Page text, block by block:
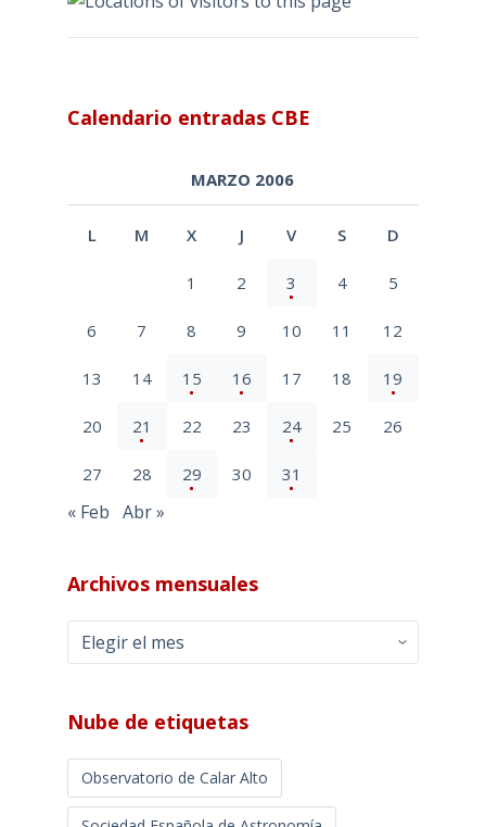
Calendario entradas CBE
MARZO 2006
L M X J V S D
1 2 3 4 5
6 7 8 9 10 11 12
13 14 15 16 17 18 19
20 21 22 23 24 25 26
27 28 29 30 31
« Feb Abr »
Archivos mensuales
Archivos
mensuales
Nube de etiquetas
Observatorio de Calar Alto